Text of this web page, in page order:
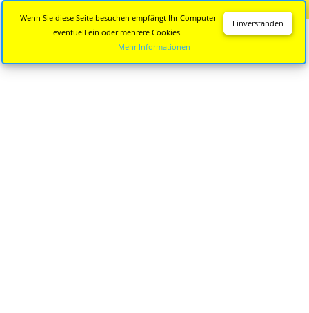
Einverstanden
Wenn Sie diese Seite besuchen empfängt Ihr Computer
eventuell ein oder mehrere Cookies.
Mehr Informationen